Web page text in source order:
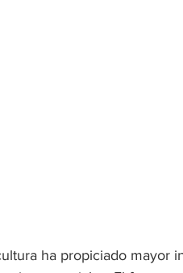
ha propiciado mayor